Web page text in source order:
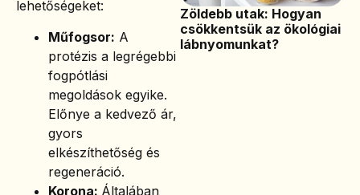
lehetőségeket:
Műfogsor: A
protézis a legrégebbi
fogpótlási
megoldások egyike.
Előnye a kedvező ár,
gyors
elkészíthetőség és
regeneráció.
Korona: Általában
Zöldebb utak: Hogyan
csökkentsük az ökológiai
lábnyomunkat?